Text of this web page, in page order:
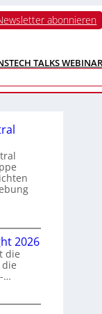
abonnieren
TECH TALKS
2026
die
die
…